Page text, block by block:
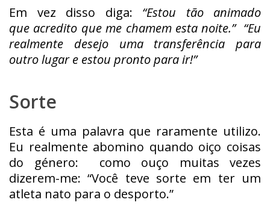
Em vez disso diga: “Estou tão animado
que acredito que me chamem esta noite.” “Eu
realmente desejo uma transferência para
outro lugar e estou pronto para ir!”
Sorte
Esta é uma palavra que raramente utilizo.
Eu realmente abomino quando oiço coisas
do género: como ouço muitas vezes
dizerem-me: “Você teve sorte em ter um
atleta nato para o desporto.”